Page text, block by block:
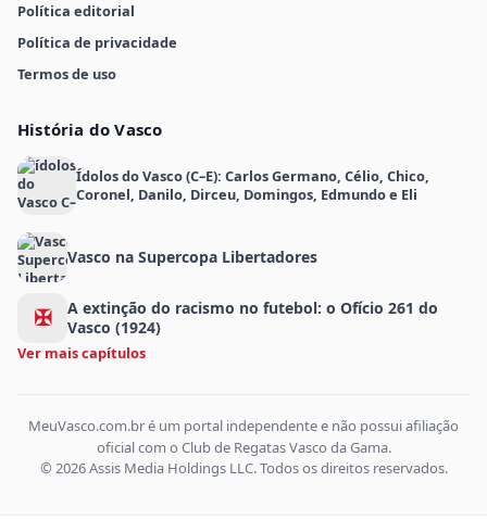
Política editorial
Política de privacidade
Termos de uso
História do Vasco
Ídolos do Vasco (C–E): Carlos Germano, Célio, Chico,
Coronel, Danilo, Dirceu, Domingos, Edmundo e Eli
Vasco na Supercopa Libertadores
✠
A extinção do racismo no futebol: o Ofício 261 do
Vasco (1924)
Ver mais capítulos
MeuVasco.com.br é um portal independente e não possui afiliação
oficial com o Club de Regatas Vasco da Gama.
© 2026 Assis Media Holdings LLC. Todos os direitos reservados.